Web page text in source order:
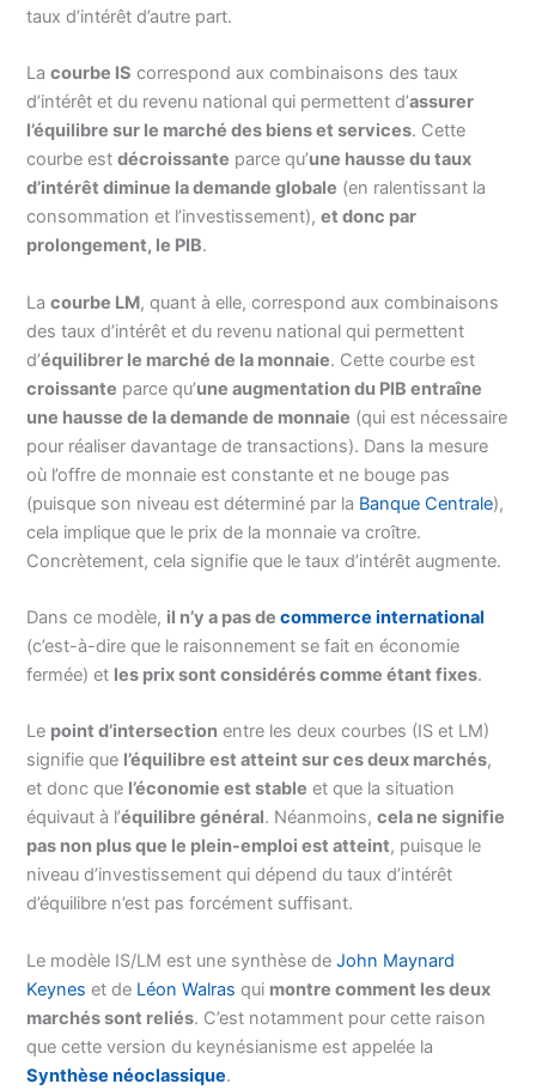
taux d’intérêt d’autre part.
Lacourbe IS correspond aux combinaisons des taux
d’intérêt et du revenu national qui permettent d’assurer
l’équilibre sur le marché des biens et services. Cette
courbe estdécroissante parce qu’une hausse du taux
d’intérêt diminue la demande globale (en ralentissant la
consommation et l’investissement),et donc par
prolongement, le PIB.
Lacourbe LM, quant à elle, correspond aux combinaisons
des taux d’intérêt et du revenu national qui permettent
d’équilibrer le marché de la monnaie. Cette courbe est
croissante parce qu’une augmentation du PIB entraîne
une hausse de la demande de monnaie (qui est nécessaire
pour réaliser davantage de transactions). Dans la mesure
où l’offre de monnaie est constante et ne bouge pas
(puisque son niveau est déterminé par la Banque Centrale),
cela implique que le prix de la monnaie va croître.
Concrètement, cela signifie que le taux d’intérêt augmente.
Dans ce modèle, il n’y a pas decommerce international
(c’est-à-dire que le raisonnement se fait en économie
fermée) et les prix sont considérés comme étant fixes.
Le point d’intersection entre les deux courbes (IS et LM)
signifie que l’équilibre est atteint sur ces deux marchés,
et donc que l’économie est stable et que la situation
équivaut à l’équilibre général. Néanmoins,cela ne signifie
pas non plus que le plein-emploi est atteint, puisque le
niveau d’investissement qui dépend du taux d’intérêt
d’équilibre n’est pas forcément suffisant.
Le modèle IS/LM est une synthèse deJohn Maynard
Keynes et de Léon Walras qui montre comment les deux
marchés sont reliés. C’est notamment pour cette raison
que cette version du keynésianisme est appelée la
Synthèse néoclassique.